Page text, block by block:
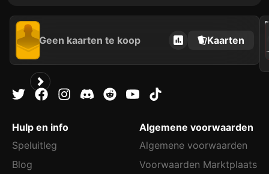
Geen kaarten te koop Kaarten
2022
Hulp en info
Speluitleg
Blog
Algemene voorwaarden
Algemene voorwaarden
Voorwaarden Marktplaats